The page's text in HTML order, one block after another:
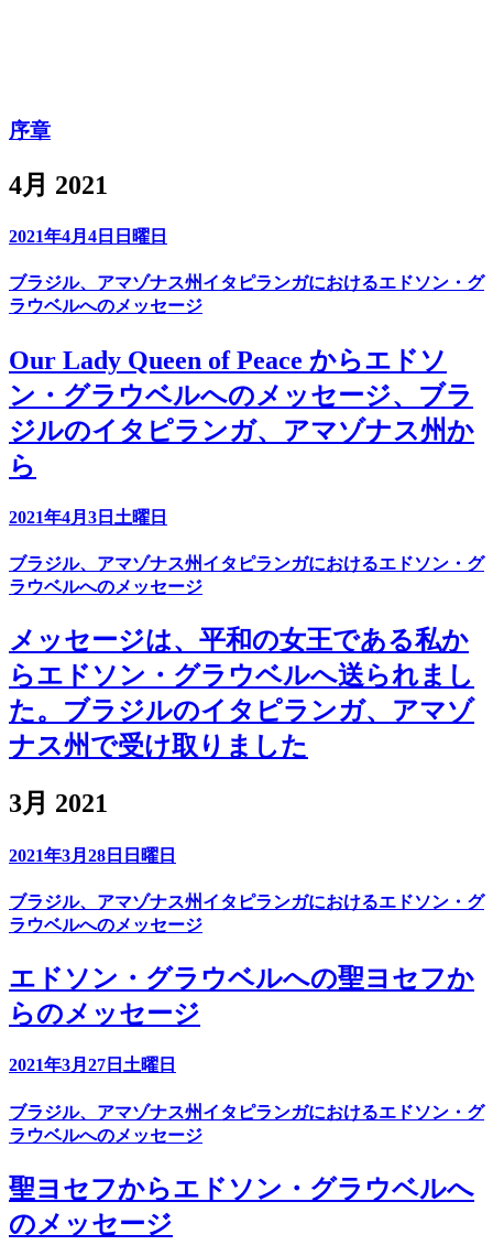
序章
4月 2021
2021年4月4日日曜日
ブラジル、アマゾナス州イタピランガにおけるエドソン・グ
ラウベルへのメッセージ
Our Lady Queen of Peace からエドソ
ン・グラウベルへのメッセージ、ブラ
ジルのイタピランガ、アマゾナス州か
ら
2021年4月3日土曜日
ブラジル、アマゾナス州イタピランガにおけるエドソン・グ
ラウベルへのメッセージ
メッセージは、平和の女王である私か
らエドソン・グラウベルへ送られまし
た。ブラジルのイタピランガ、アマゾ
ナス州で受け取りました
3月 2021
2021年3月28日日曜日
ブラジル、アマゾナス州イタピランガにおけるエドソン・グ
ラウベルへのメッセージ
エドソン・グラウベルへの聖ヨセフか
らのメッセージ
2021年3月27日土曜日
ブラジル、アマゾナス州イタピランガにおけるエドソン・グ
ラウベルへのメッセージ
聖ヨセフからエドソン・グラウベルへ
のメッセージ